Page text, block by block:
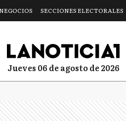
SECCIONES ELECTORALES
jueves 06 de agosto de 2026